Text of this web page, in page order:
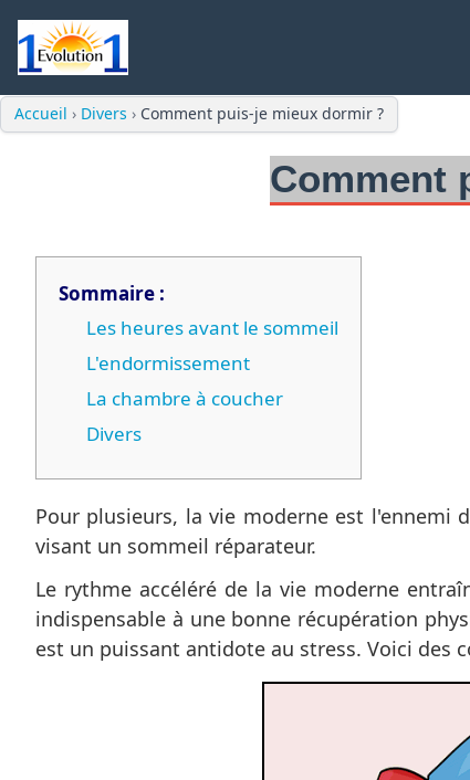
Accueil › Divers › Comment puis-je mieux dormir ?
Comment
Sommaire :
Les heures avant le sommeil
L'endormissement
La chambre à coucher
Divers
Pour plusieurs, la vie moderne est l'ennemi
visant un sommeil réparateur.
Le rythme accéléré de la vie moderne
indispensable à une bonne récupération
est un puissant antidote au stress. Voici des